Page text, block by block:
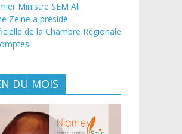
Ministre SEM Ali
Zeine a présidé
de la Chambre Régionale
DU MOIS